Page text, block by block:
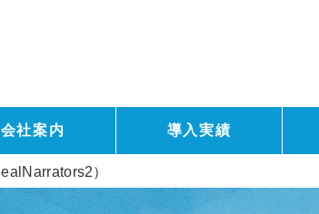
会社案内 導入実績
）